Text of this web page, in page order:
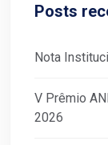
Posts
Nota
V Prêmio
2026